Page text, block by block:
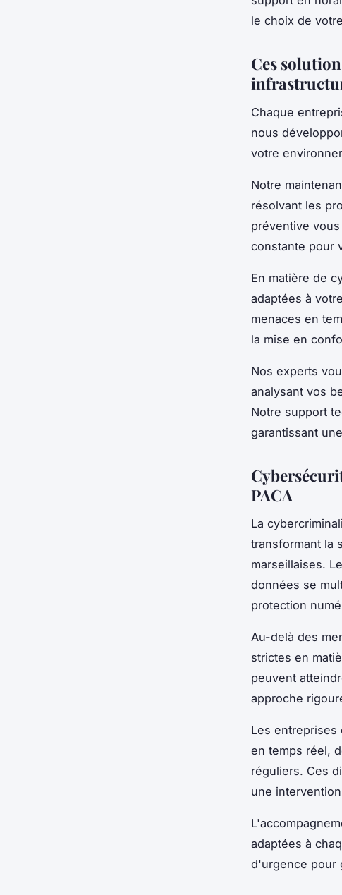
le choix de
Ces
Chaque
nous
votre
Notre
résolvant les
préventive
constante pour
En matière de
adaptées à
menaces en
la mise en
Nos experts
analysant vos
Notre support
garantissant
PACA
La
transformant la
marseillaises.
données se
protection
Au-delà des
strictes en
peuvent
approche
Les entreprises
en temps réel,
réguliers. Ces
une
adaptées à
d'urgence pour